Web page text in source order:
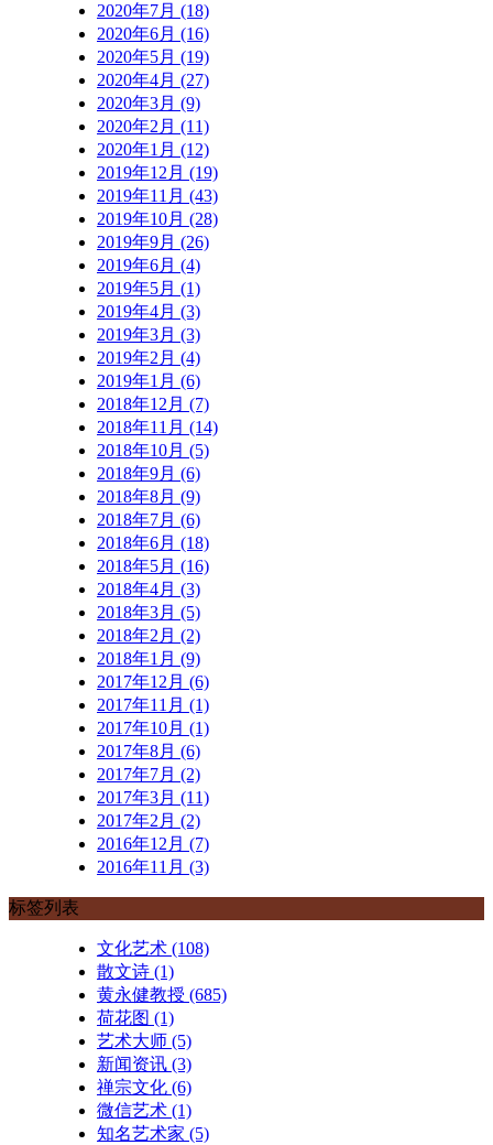
2020年7月 (18)
2020年6月 (16)
2020年5月 (19)
2020年4月 (27)
2020年3月 (9)
2020年2月 (11)
2020年1月 (12)
2019年12月 (19)
2019年11月 (43)
2019年10月 (28)
2019年9月 (26)
2019年6月 (4)
2019年5月 (1)
2019年4月 (3)
2019年3月 (3)
2019年2月 (4)
2019年1月 (6)
2018年12月 (7)
2018年11月 (14)
2018年10月 (5)
2018年9月 (6)
2018年8月 (9)
2018年7月 (6)
2018年6月 (18)
2018年5月 (16)
2018年4月 (3)
2018年3月 (5)
2018年2月 (2)
2018年1月 (9)
2017年12月 (6)
2017年11月 (1)
2017年10月 (1)
2017年8月 (6)
2017年7月 (2)
2017年3月 (11)
2017年2月 (2)
2016年12月 (7)
2016年11月 (3)
标签列表
文化艺术 (108)
散文诗 (1)
黄永健教授 (685)
荷花图 (1)
艺术大师 (5)
新闻资讯 (3)
禅宗文化 (6)
微信艺术 (1)
知名艺术家 (5)